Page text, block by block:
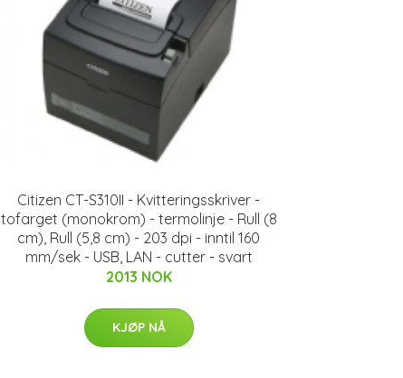
Citizen CT-S310II - Kvitteringsskriver -
tofarget (monokrom) - termolinje - Rull (8
cm), Rull (5,8 cm) - 203 dpi - inntil 160
mm/sek - USB, LAN - cutter - svart
2013 NOK
KJØP NÅ